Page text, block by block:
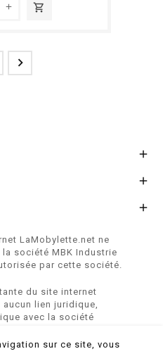
shopping_cart




LaMobylette.net ne
société MBK Industrie
par cette société.
du site internet
lien juridique,
avec la société
SOLEXINE et E-
sur ce site, vous